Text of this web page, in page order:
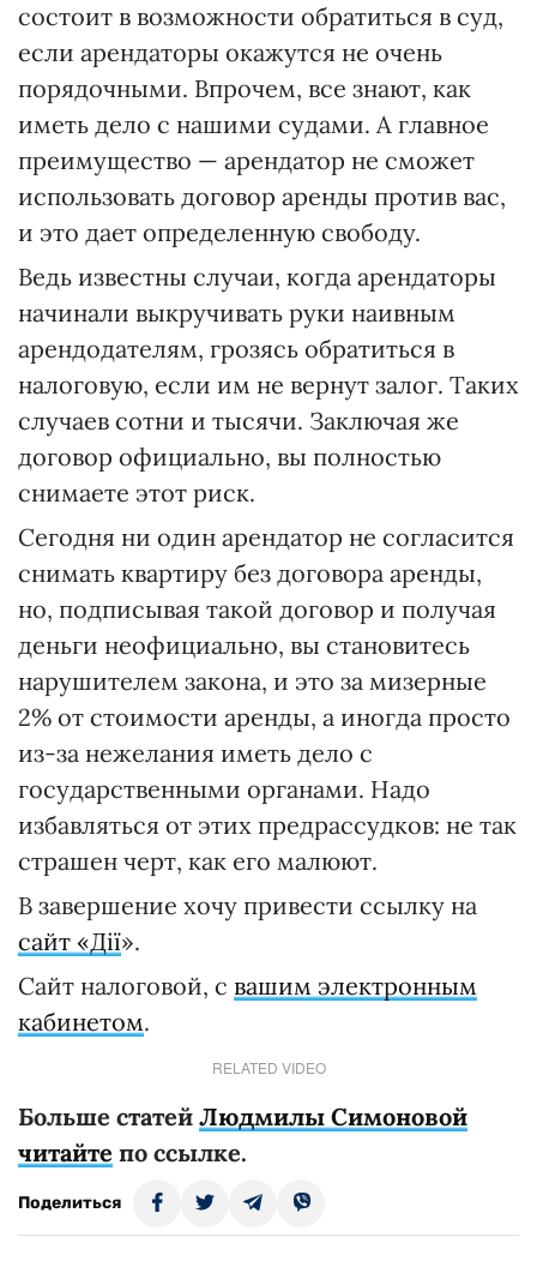
состоит в возможности обратиться в суд,
если арендаторы окажутся не очень
порядочными. Впрочем, все знают, как
иметь дело с нашими судами. А главное
преимущество — арендатор не сможет
использовать договор аренды против вас,
и это дает определенную свободу.
Ведь известны случаи, когда арендаторы
начинали выкручивать руки наивным
арендодателям, грозясь обратиться в
налоговую, если им не вернут залог. Таких
случаев сотни и тысячи. Заключая же
договор официально, вы полностью
снимаете этот риск.
Сегодня ни один арендатор не согласится
снимать квартиру без договора аренды,
но, подписывая такой договор и получая
деньги неофициально, вы становитесь
нарушителем закона, и это за мизерные
2% от стоимости аренды, а иногда просто
из-за нежелания иметь дело с
государственными органами. Надо
избавляться от этих предрассудков: не так
страшен черт, как его малюют.
В завершение хочу привести ссылку на
сайт «Дії».
Сайт налоговой, с вашим электронным
кабинетом.
RELATED VIDEO
Больше статей Людмилы Симоновой
читайте по ссылке.
Поделиться